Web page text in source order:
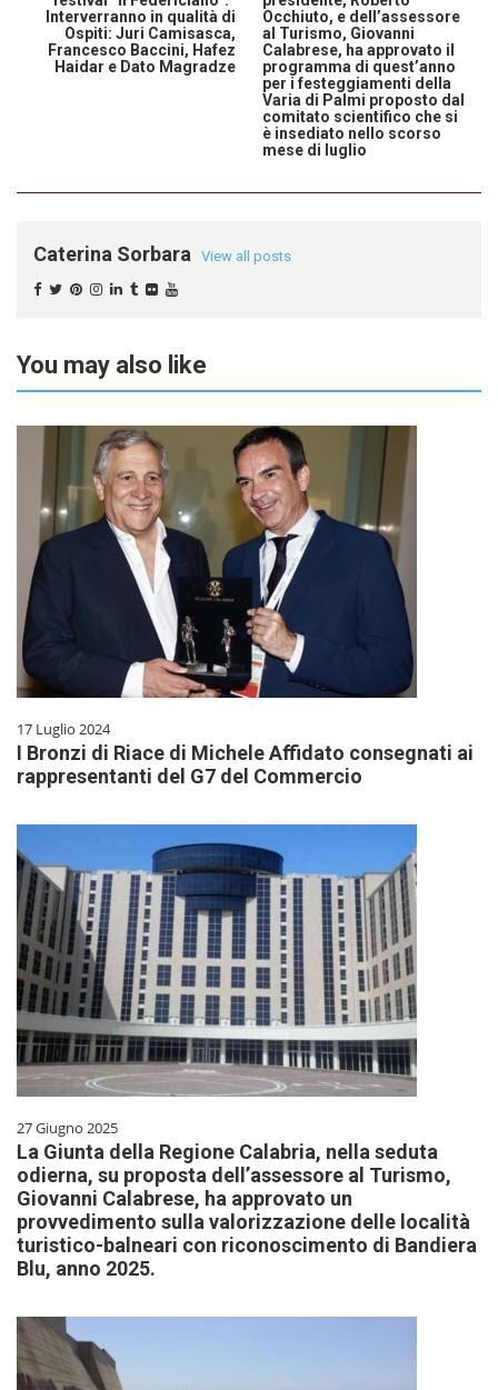
Interverranno in qualità di
Ospiti: Juri Camisasca,
Francesco Baccini, Hafez
Haidar e Dato Magradze
Occhiuto, e dell’assessore
al Turismo, Giovanni
Calabrese, ha approvato il
programma di quest’anno
per i festeggiamenti della
Varia di Palmi proposto dal
comitato scientifico che si
è insediato nello scorso
mese di luglio
Caterina Sorbara View all posts
You may also like
17 Luglio 2024
I Bronzi di Riace di Michele Affidato consegnati ai
rappresentanti del G7 del Commercio
27 Giugno 2025
La Giunta della Regione Calabria, nella seduta
odierna, su proposta dell’assessore al Turismo,
Giovanni Calabrese, ha approvato un
provvedimento sulla valorizzazione delle località
turistico-balneari con riconoscimento di Bandiera
Blu, anno 2025.